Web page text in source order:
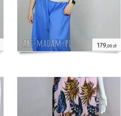
179,00 zł